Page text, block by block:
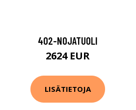
402-NOJATUOLI
2624 EUR
LISÄTIETOJA